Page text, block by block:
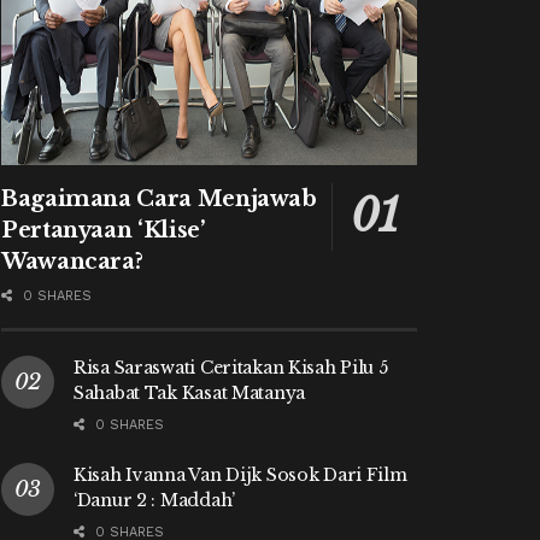
Bagaimana Cara Menjawab
Pertanyaan ‘Klise’
Wawancara?
0 SHARES
Risa Saraswati Ceritakan Kisah Pilu 5
Sahabat Tak Kasat Matanya
0 SHARES
Kisah Ivanna Van Dijk Sosok Dari Film
‘Danur 2 : Maddah’
0 SHARES